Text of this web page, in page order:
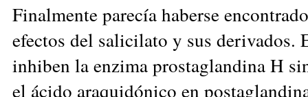
Finalmente parecía haberse
efectos del salicilato y sus derivados.
inhiben la enzima prostaglandina H
el ácido araquidónico en